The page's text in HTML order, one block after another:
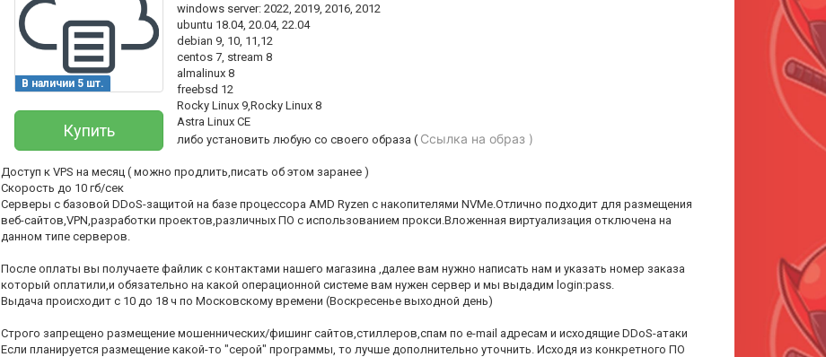
В наличии 5 шт.
Купить
windows server: 2022, 2019, 2016, 2012
ubuntu 18.04, 20.04, 22.04
debian 9, 10, 11,12
centos 7, stream 8
almalinux 8
freebsd 12
Rocky Linux 9,Rocky Linux 8
Astra Linux CE
либо установить любую со своего образа ( Ссылка на образ )
Доступ к VPS на месяц ( можно продлить,писать об этом заранее )
Скорость до 10 гб/сек
Серверы с базовой DDoS-защитой на базе процессора AMD Ryzen с накопителями NVMe.Отлично подходит для размещения
веб-сайтов,VPN,разработки проектов,различных ПО с использованием прокси.Вложенная виртуализация отключена на
данном типе серверов.
После оплаты вы получаете файлик с контактами нашего магазина ,далее вам нужно написать нам и указать номер заказа
который оплатили,и обязательно на какой операционной системе вам нужен сервер и мы выдадим login:pass.
Выдача происходит с 10 до 18 ч по Московскому времени (Воскресенье выходной день)
Строго запрещено размещение мошеннических/фишинг сайтов,стиллеров,спам по e-mail адресам и исходящие DDoS-атаки
Если планируется размещение какой-то "серой" программы, то лучше дополнительно уточнить. Исходя из конкретного ПО
Всего позиций в корзине
Всего товара в корзине
(шт)
Сумма к оплате (без скидок)
Руб.